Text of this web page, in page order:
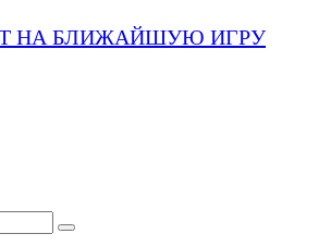
НА БЛИЖАЙШУЮ ИГРУ